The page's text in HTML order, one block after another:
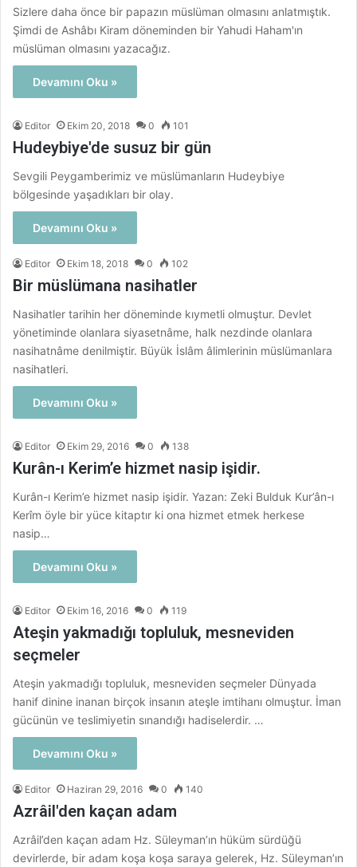
Sizlere daha önce bir papazın müslüman olmasını anlatmıştık.
Şimdi de Ashâbı Kiram döneminden bir Yahudi Haham'ın
müslüman olmasını yazacağız.
Devamını Oku »
Editor Ekim 20, 2018 0 101
Hudeybiye'de susuz bir gün
Sevgili Peygamberimiz ve müslümanların Hudeybiye
bölgesinde yaşadıkları bir olay.
Devamını Oku »
Editor Ekim 18, 2018 0 102
Bir müslümana nasihatler
Nasihatler tarihin her döneminde kıymetli olmuştur. Devlet
yönetiminde olanlara siyasetnâme, halk nezdinde olanlara
nasihatnâme denilmiştir. Büyük İslâm âlimlerinin müslümanlara
nasihatleri.
Devamını Oku »
Editor Ekim 29, 2016 0 138
Kurân-ı Kerim’e hizmet nasip işidir.
Kurân-ı Kerim’e hizmet nasip işidir. Yazan: Zeki Bulduk Kur’ân-ı
Kerîm öyle bir yüce kitaptır ki ona hizmet etmek herkese
nasip…
Devamını Oku »
Editor Ekim 16, 2016 0 119
Ateşin yakmadığı topluluk, mesneviden
seçmeler
Ateşin yakmadığı topluluk, mesneviden seçmeler Dünyada
hanif dinine inanan birçok insanın ateşle imtihanı olmuştur. İman
gücünün ve teslimiyetin sınandığı hadiselerdir. …
Devamını Oku »
Editor Haziran 29, 2016 0 140
Azrâil'den kaçan adam
Azrâil’den kaçan adam Hz. Süleyman’ın hüküm sürdüğü
devirlerde, bir adam koşa koşa saraya gelerek, Hz. Süleyman’ın